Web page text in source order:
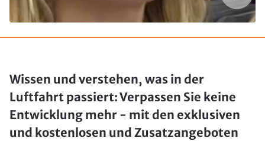
Wissen und verstehen, was in der
Luftfahrt passiert: Verpassen Sie keine
Entwicklung mehr - mit den exklusiven
und kostenlosen und Zusatzangeboten